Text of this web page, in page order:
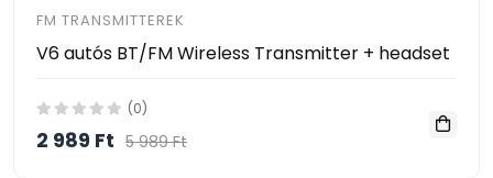
FM TRANSMITTEREK
V6 autós BT/FM Wireless Transmitter + headset
(0)
2 989 Ft 5 989 Ft